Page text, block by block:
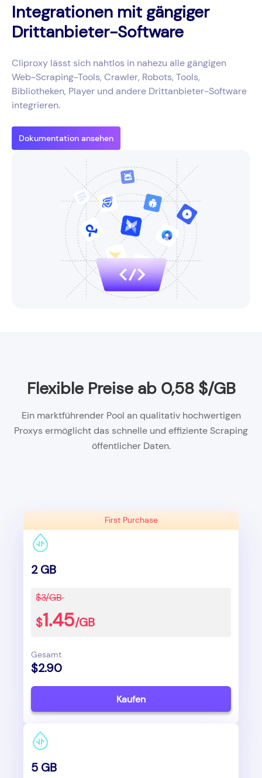
Integrationen mit gängiger
Drittanbieter-Software
Cliproxy lässt sich nahtlos in nahezu alle gängigen
Web-Scraping-Tools, Crawler, Robots, Tools,
Bibliotheken, Player und andere Drittanbieter-Software
integrieren.
Dokumentation ansehen
Flexible Preise ab 0,58 $/GB
Ein marktführender Pool an qualitativ hochwertigen
Proxys ermöglicht das schnelle und effiziente Scraping
öffentlicher Daten.
First Purchase
2 GB
$3/GB
$1.45/GB
Gesamt
$2.90
Kaufen
5 GB